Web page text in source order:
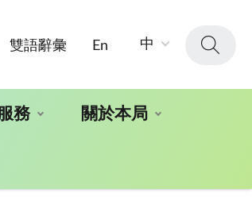
雙語辭彙 En 中
務 關於本局